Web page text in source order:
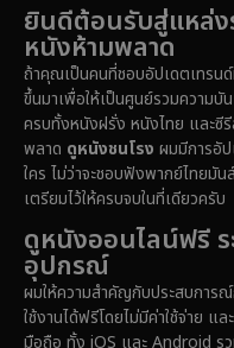
Disaster
Disney+
Documentary สารค
Dystopian
Emotional
1985
1981
1971
ยินดีต้อนรับสู่แหล่
หนังห้ามพลาด
ถ้าคุณเป็นคนที่ชอบอัปเดตเทรน
ขึ้นมาเพื่อให้เป็นศูนย์รวมความ
ครบทั้งหนังฝรั่ง หนังไทย และซีรี
พลาด ดูหนังชนโรง ผมมีการอั
ใคร ไม่ว่าจะชอบฟังพากย์ไทยมั
เตรียมไว้ให้ครบจบในที่เดียวครับ
ดูหนังออนไลน์ฟรี
อุปกรณ์
ผมให้ความสำคัญกับประสบการณ์
ใช้งานได้ฟรีโดยไม่มีค่าใช้จ่าย แ
มือถือ ทั้ง iOS และ Android ร